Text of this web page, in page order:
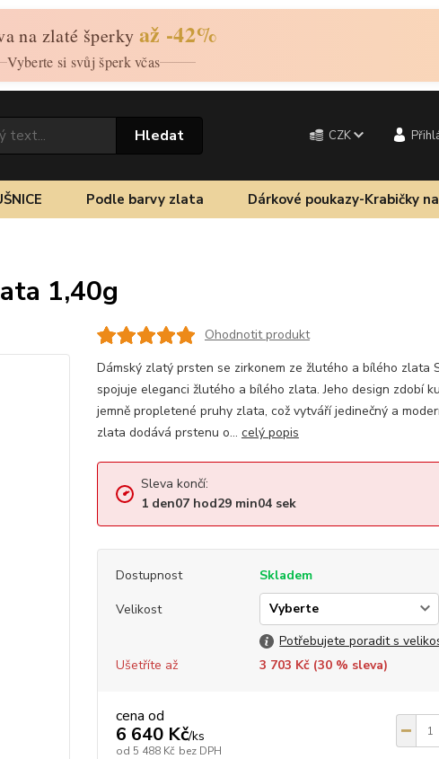
na zlaté šperky až -42%
Vyberte si svůj šperk včas
CZK
Hledat
Podle barvy zlata Dárkové poukazy-Krabičky
1,40g
Ohodnotit produkt
Dámský zlatý prsten se zirkonem ze žlutého a bílého zlata
spojuje eleganci žlutého a bílého zlata. Jeho design zdobí
jemně propletené pruhy zlata, což vytváří jedinečný a
zlata dodává prstenu o... celý popis
Sleva končí:
1 den07hod29min03sek
Dostupnost
Skladem
Velikost
Potřebujete poradit s
Ušetříte až
3 703 Kč (30% sleva)
cena od
6 640 Kč/ks
od 5 488 Kč bez DPH